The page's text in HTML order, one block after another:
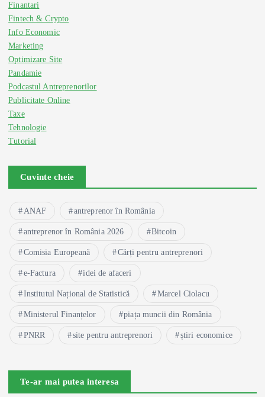
Finantari
Fintech & Crypto
Info Economic
Marketing
Optimizare Site
Pandamie
Podcastul Antreprenorilor
Publicitate Online
Taxe
Tehnologie
Tutorial
Cuvinte cheie
ANAF antreprenor în România
antreprenor în România 2026 Bitcoin
Comisia Europeană Cărți pentru antreprenori
e-Factura idei de afaceri
Institutul Național de Statistică Marcel Ciolacu
Ministerul Finanțelor piața muncii din România
PNRR site pentru antreprenori știri economice
Te-ar mai putea interesa